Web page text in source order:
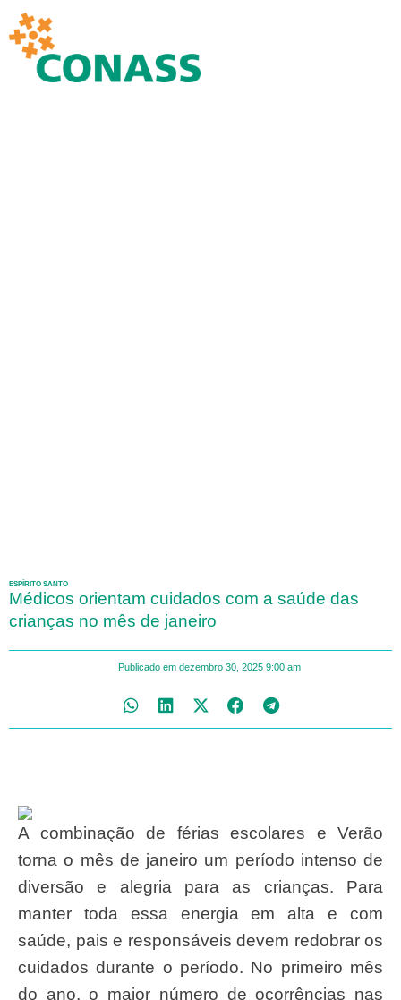
ESPÍRITO SANTO
Médicos orientam cuidados com a saúde das
crianças no mês de janeiro
Publicado em dezembro 30, 2025 9:00 am
A combinação de férias escolares e Verão
torna o mês de janeiro um período intenso de
diversão e alegria para as crianças. Para
manter toda essa energia em alta e com
saúde, pais e responsáveis devem redobrar os
cuidados durante o período. No primeiro mês
do ano, o maior número de ocorrências nas